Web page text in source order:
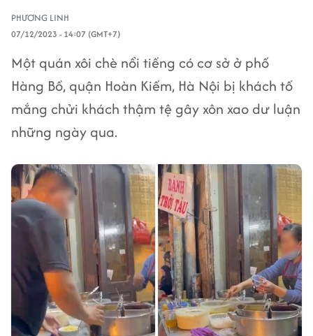
PHƯƠNG LINH
07/12/2023 - 14:07 (GMT+7)
Một quán xôi chè nổi tiếng có cơ sở ở phố
Hàng Bồ, quận Hoàn Kiếm, Hà Nội bị khách tố
mắng chửi khách thậm tệ gây xôn xao dư luận
những ngày qua.